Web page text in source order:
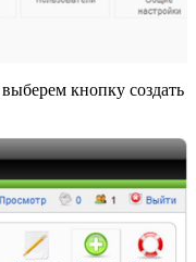
кнопку создать